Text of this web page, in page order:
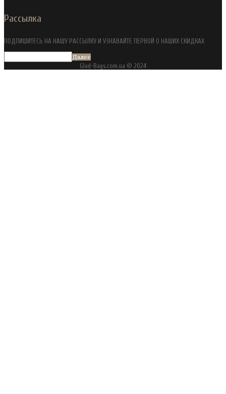
Рассылка
ПОДПИШИТЕСЬ НА НАШУ РАССЫЛКУ И УЗНАВАЙТЕ ПЕРВОЙ О НАШИХ СКИДКАХ
Далее
Glad-Bags.com.ua © 2024